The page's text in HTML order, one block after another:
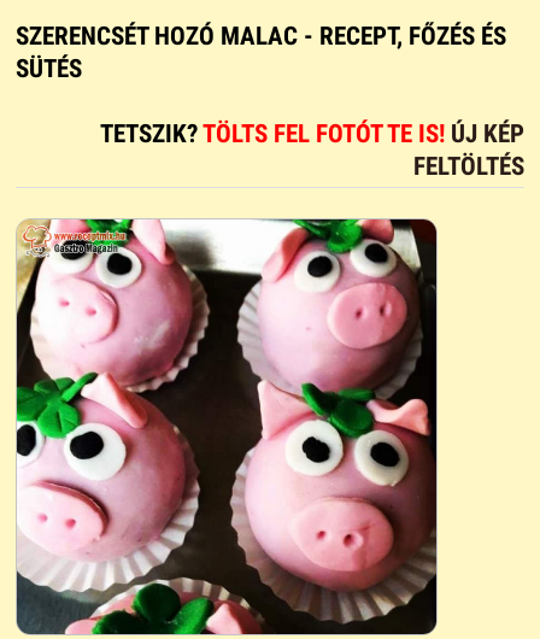
SZERENCSÉT HOZÓ MALAC - RECEPT, FŐZÉS ÉS
SÜTÉS
TETSZIK?TÖLTS FEL FOTÓT TE IS! ÚJ KÉP
FELTÖLTÉS